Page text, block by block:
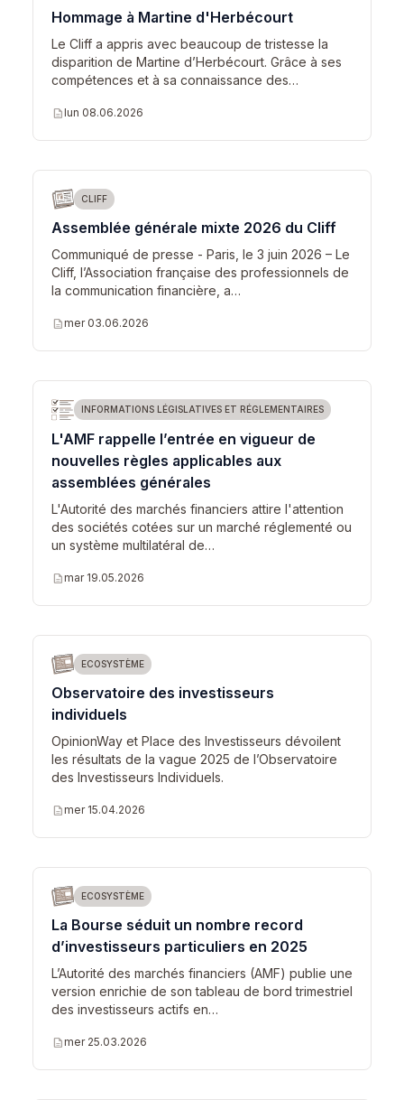
Hommage à Martine d'Herbécourt
Le Cliff a appris avec beaucoup de tristesse la
disparition de Martine d’Herbécourt. Grâce à ses
compétences et à sa connaissance des…
descriptionlun 08.06.2026
CLIFF
Assemblée générale mixte 2026 du Cliff
Communiqué de presse - Paris, le 3 juin 2026 – Le
Cliff, l’Association française des professionnels de
la communication financière, a…
descriptionmer 03.06.2026
INFORMATIONS LÉGISLATIVES ET RÉGLEMENTAIRES
L'AMF rappelle l’entrée en vigueur de
nouvelles règles applicables aux
assemblées générales
L'Autorité des marchés financiers attire l'attention
des sociétés cotées sur un marché réglementé ou
un système multilatéral de…
descriptionmar 19.05.2026
ECOSYSTÈME
Observatoire des investisseurs
individuels
OpinionWay et Place des Investisseurs dévoilent
les résultats de la vague 2025 de l’Observatoire
des Investisseurs Individuels.
descriptionmer 15.04.2026
ECOSYSTÈME
La Bourse séduit un nombre record
d’investisseurs particuliers en 2025
L’Autorité des marchés financiers (AMF) publie une
version enrichie de son tableau de bord trimestriel
des investisseurs actifs en…
descriptionmer 25.03.2026